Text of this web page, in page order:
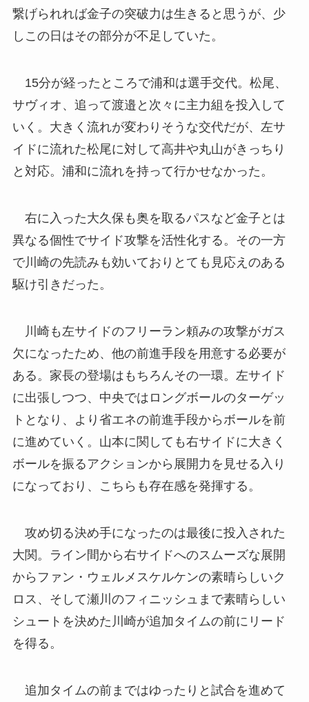
繋げられれば金子の突破力は生きると思うが、少
しこの日はその部分が不足していた。
15分が経ったところで浦和は選手交代。松尾、
サヴィオ、追って渡邉と次々に主力組を投入して
いく。大きく流れが変わりそうな交代だが、左サ
イドに流れた松尾に対して高井や丸山がきっちり
と対応。浦和に流れを持って行かせなかった。
右に入った大久保も奥を取るパスなど金子とは
異なる個性でサイド攻撃を活性化する。その一方
で川崎の先読みも効いておりとても見応えのある
駆け引きだった。
川崎も左サイドのフリーラン頼みの攻撃がガス
欠になったため、他の前進手段を用意する必要が
ある。家長の登場はもちろんその一環。左サイド
に出張しつつ、中央ではロングボールのターゲッ
トとなり、より省エネの前進手段からボールを前
に進めていく。山本に関しても右サイドに大きく
ボールを振るアクションから展開力を見せる入り
になっており、こちらも存在感を発揮する。
攻め切る決め手になったのは最後に投入された
大関。ライン間から右サイドへのスムーズな展開
からファン・ウェルメスケルケンの素晴らしいク
ロス、そして瀬川のフィニッシュまで素晴らしい
シュートを決めた川崎が追加タイムの前にリード
を得る。
追加タイムの前まではゆったりと試合を進めて